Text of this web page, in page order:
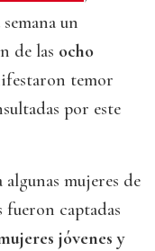
un
de las ocho
temor
por este
mujeres de
fueron captadas
jóvenes y